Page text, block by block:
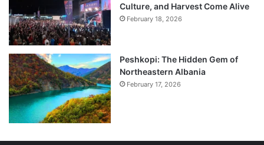
Culture, and Harvest Come Alive
February 18, 2026
Peshkopi: The Hidden Gem of
Northeastern Albania
February 17, 2026